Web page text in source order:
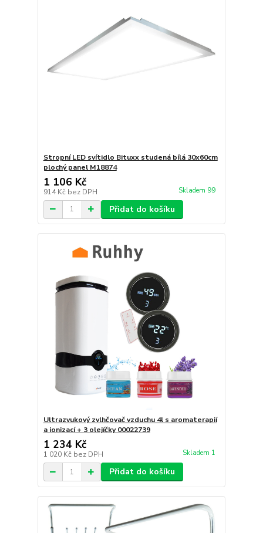
Stropní LED svítidlo Bituxx studená bílá 30x60cm
plochý panel M18874
1 106 Kč
914 Kč bez DPH Skladem 99
Přidat do košíku
Ultrazvukový zvlhčovač vzduchu 4l s aromaterapií
a ionizací + 3 olejíčky 00022739
1 234 Kč
1 020 Kč bez DPH Skladem 1
Přidat do košíku